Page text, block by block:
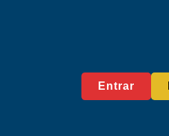
Entrar